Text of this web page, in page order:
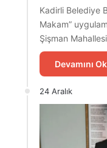
Kadirli Belediye
Makam”
Şişman
Devamını
24 Aralık